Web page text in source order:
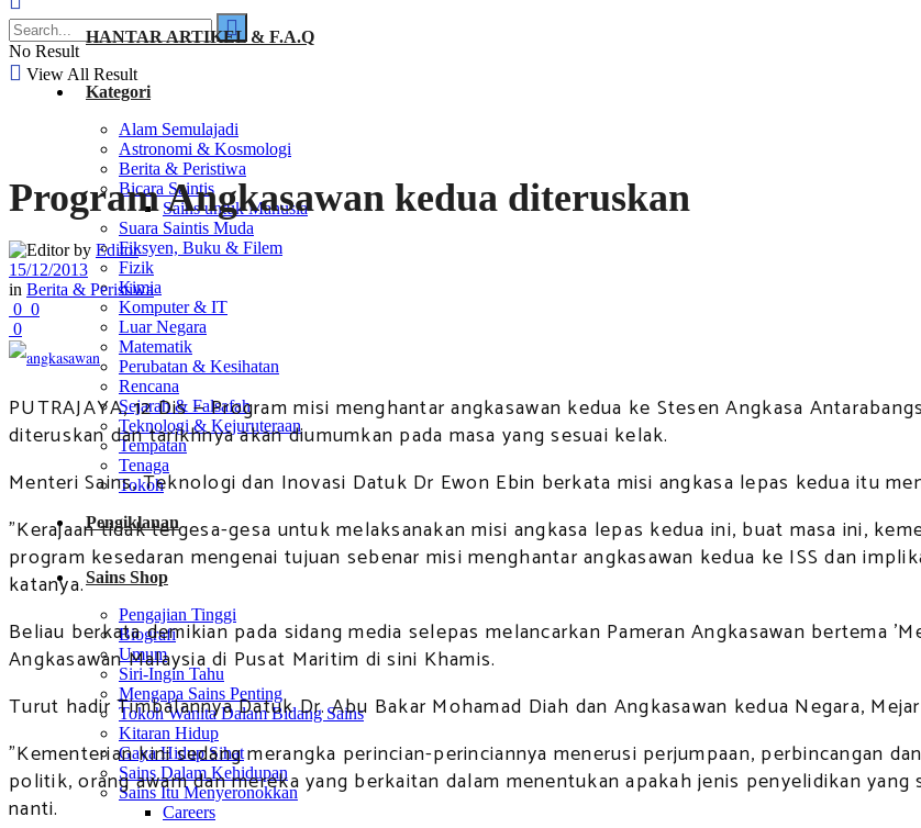
HANTAR ARTIKEL & F.A.Q
Kategori
Alam Semulajadi
Astronomi & Kosmologi
Berita & Peristiwa
Bicara Saintis
Sains untuk Manusia
Suara Saintis Muda
Fiksyen, Buku & Filem
Fizik
Kimia
Komputer & IT
Luar Negara
Matematik
Perubatan & Kesihatan
Rencana
Sejarah & Falsafah
Teknologi & Kejuruteraan
Tempatan
Tenaga
Tokoh
Pengiklanan
Sains Shop
Pengajian Tinggi
Biografi
Umum
Siri-Ingin Tahu
Mengapa Sains Penting
Tokoh Wanita Dalam Bidang Sains
Kitaran Hidup
Gaya Hidup Sihat
Sains Dalam Kehidupan
Sains Itu Menyeronokkan
Careers
No Result
View All Result
Program Angkasawan kedua diteruskan
by Editor
15/12/2013
in Berita & Peristiwa
0 0
0
PUTRAJAYA, 12 Dis — Program misi menghantar angkasawan kedua ke Stesen Angkasa
diteruskan dan tarikhnya akan diumumkan pada masa yang sesuai kelak.
Menteri Sains, Teknologi dan Inovasi Datuk Dr Ewon Ebin berkata misi angkasa lepas kedua itu
"Kerajaan tidak tergesa-gesa untuk melaksanakan misi angkasa lepas kedua ini, buat masa ini,
program kesedaran mengenai tujuan sebenar misi menghantar angkasawan kedua ke ISS dan
katanya.
Beliau berkata demikian pada sidang media selepas melancarkan Pameran Angkasawan bertema
Angkasawan Malaysia di Pusat Maritim di sini Khamis.
Turut hadir Timbalannya Datuk Dr. Abu Bakar Mohamad Diah dan Angkasawan kedua Negara,
"Kementerian kini sedang merangka perincian-perinciannya menerusi perjumpaan, perbincangan
politik, orang awam dan mereka yang berkaitan dalam menentukan apakah jenis penyelidikan
nanti.